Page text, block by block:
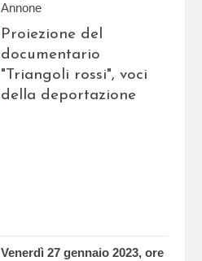
Annone
Proiezione del
documentario
"Triangoli rossi", voci
della deportazione
Venerdì 27 gennaio 2023, ore